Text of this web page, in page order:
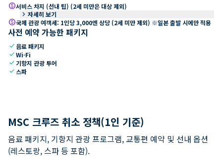
paid서비스 차지 (선내 팁) (2세 미만은 대상 제외)
keyboard_arrow_right 자세히 보기
paid국제 관광 여객세: 1인당 3,000엔 상당 (2세 미만 제외) ※일본 출발 시에만 적용
사전 예약 가능한 패키지
check 음료 패키지
checkWi-Fi
check 기항지 관광 투어
check 스파
MSC 크루즈 취소 정책(1인 기준)
음료 패키지, 기항지 관광 프로그램, 교통편 예약 및 선내 옵션
(레스토랑, 스파 등 포함).